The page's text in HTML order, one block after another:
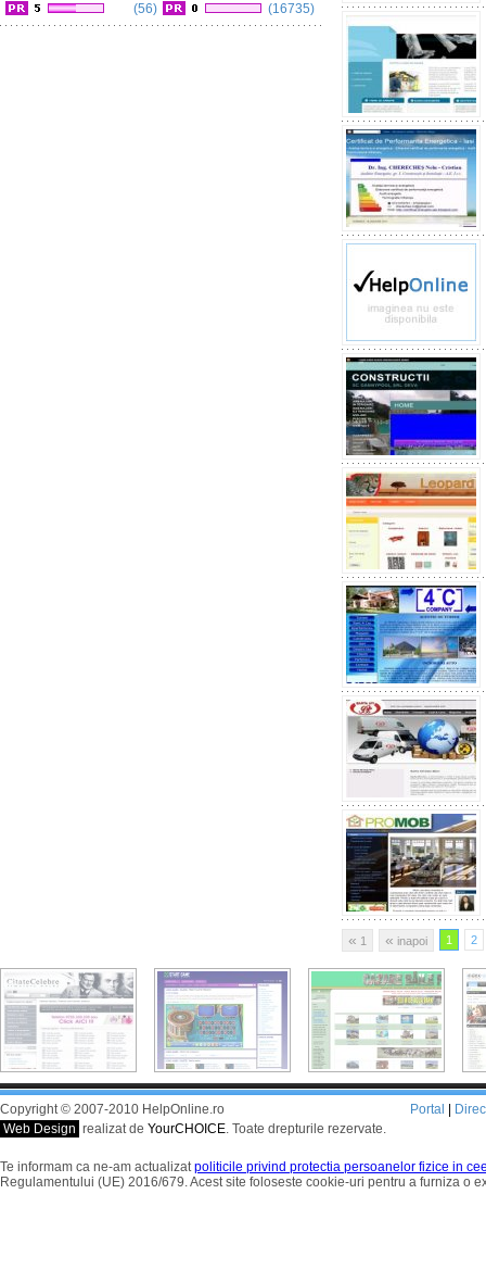
(56)
(16735)
« 1 « inapoi 1 2
Copyright © 2007-2010 HelpOnline.ro
Web Design realizat de YourCHOICE. Toate drepturile rezervate.
Portal
Te informam ca ne-am actualizatpoliticile privind protectia persoanelor fizice in
Regulamentului (UE) 2016/679. Acest site foloseste cookie-uri pentru a furniza o